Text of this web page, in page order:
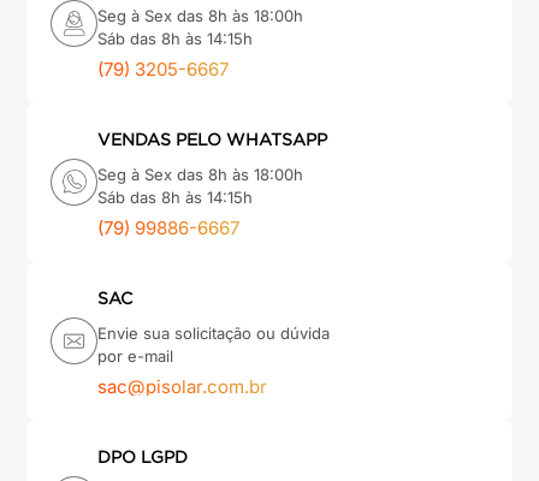
Seg à Sex das 8h às 18:00h
Sáb das 8h às 14:15h
(79) 3205-6667
VENDAS PELO WHATSAPP
Seg à Sex das 8h às 18:00h
Sáb das 8h às 14:15h
(79) 99886-6667
SAC
Envie sua solicitação ou dúvida
por e-mail
sac@pisolar.com.br
DPO LGPD